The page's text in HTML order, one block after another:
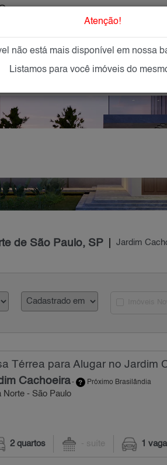
IMÓVEIS NOVOS
de São Paulo, SP Jardim
Térrea para Alugar no Jardim
Cachoeira- Próximo Brasilândia
Norte - São Paulo
2 quartos - suíte 1 vaga
Atenção!
não está mais disponível em nossa
Listamos para você imóveis do